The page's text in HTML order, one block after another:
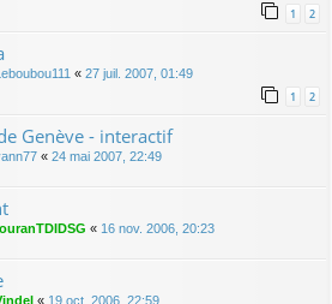
1 2
« 27 juil. 2007, 01:49
1 2
Genève - interactif
« 24 mai 2007, 22:49
« 16 nov. 2006, 20:23
« 19 oct. 2006, 22:59